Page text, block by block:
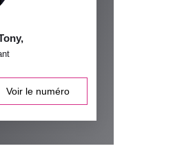
,
Voir le numéro